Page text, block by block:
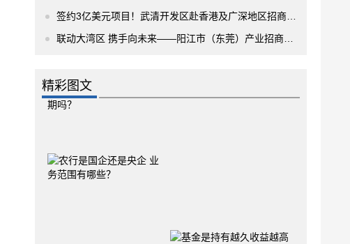
签约3亿美元项目！武清开发区赴香港及广深地区招商推介
联动大湾区 携手向未来——阳江市（东莞）产业招商推介会圆满举行
精彩图文